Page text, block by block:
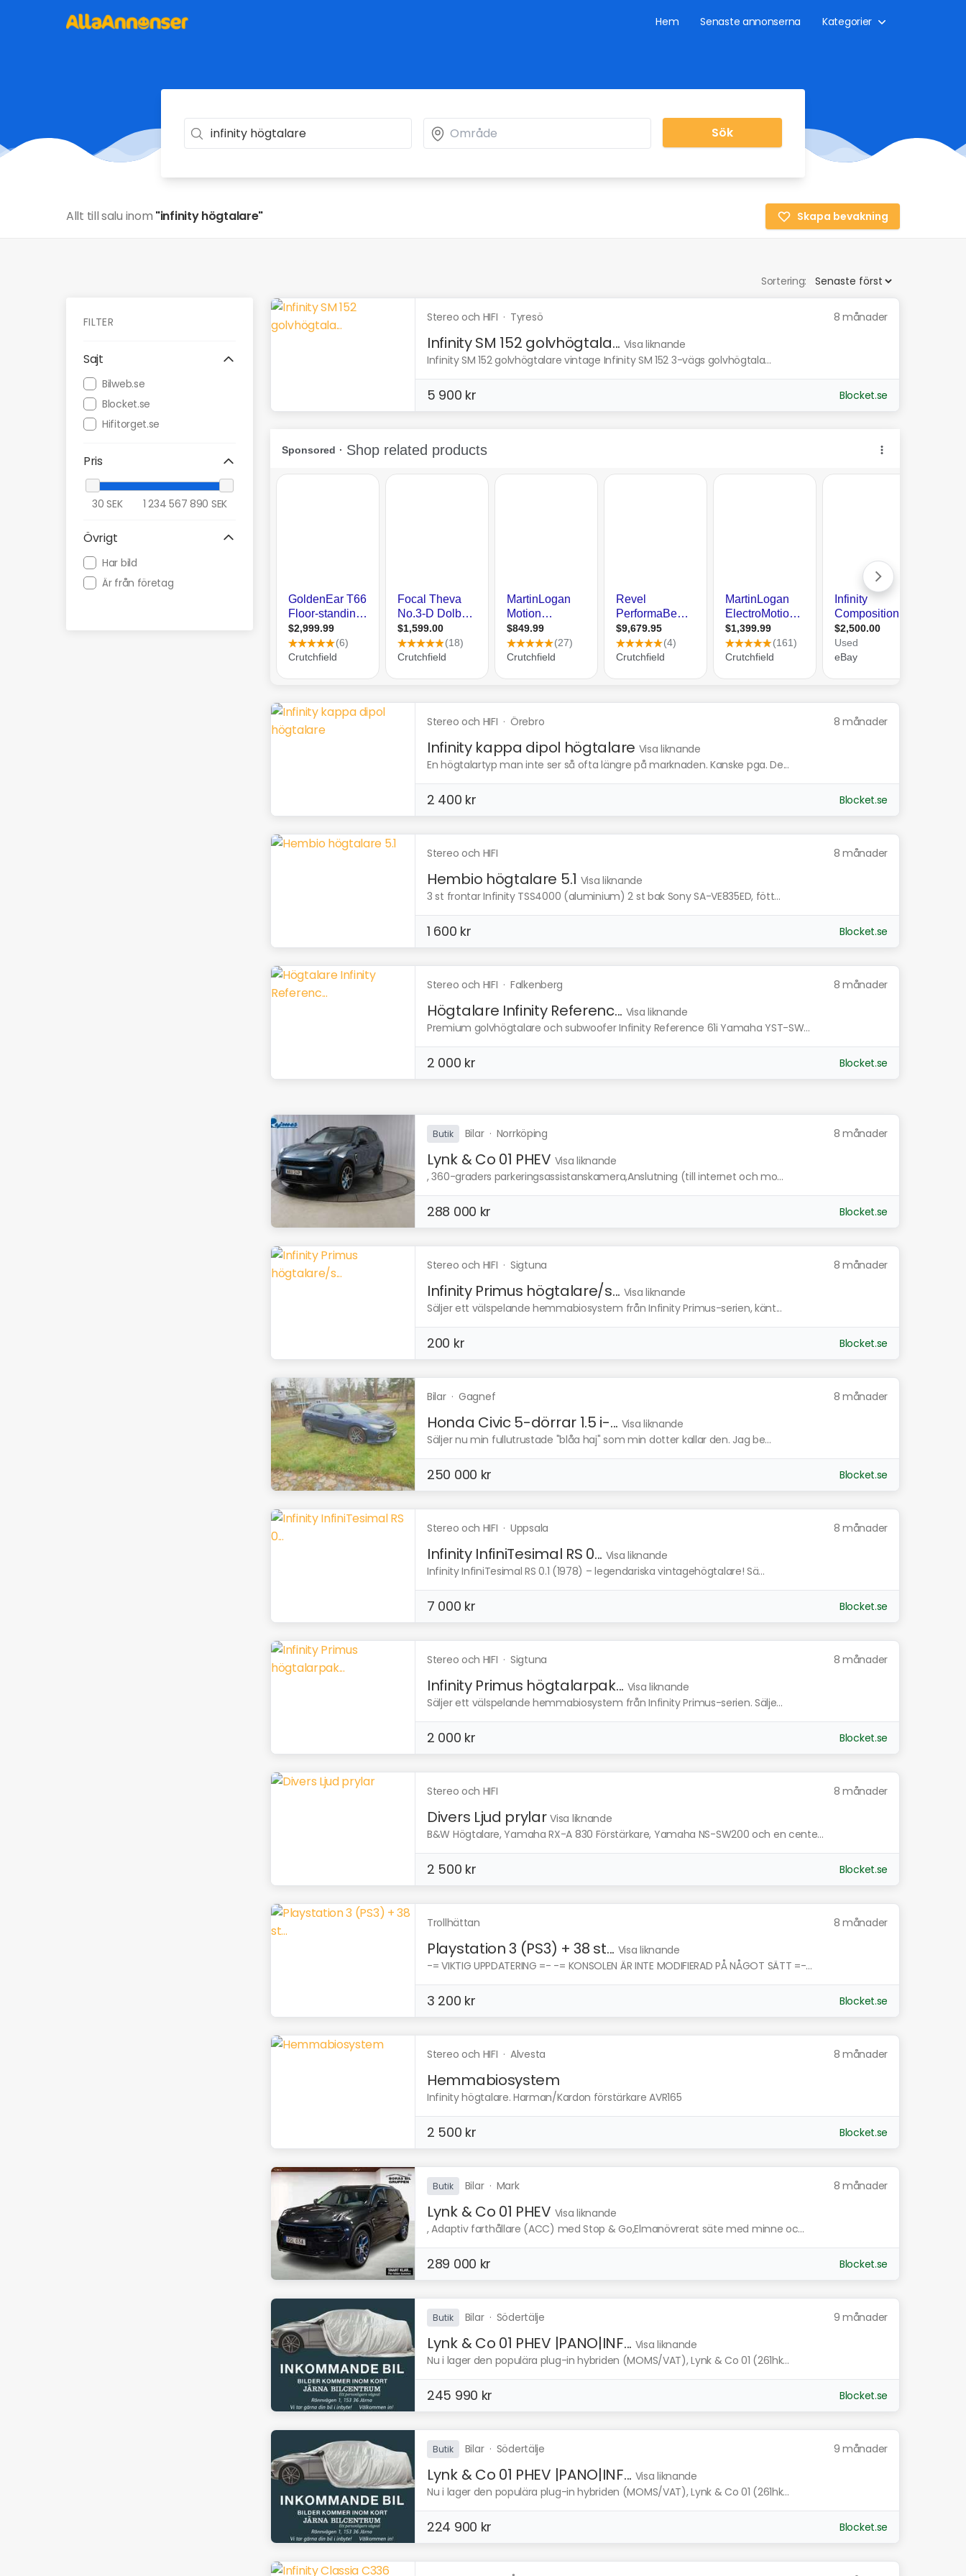
Hem Senaste annonserna Kategorier
Sök
Allt till salu inom "infinity högtalare" Skapa bevakning
Sortering:
FILTER
Sajt
Bilweb.se
Blocket.se
Hifitorget.se
Pris
30 SEK 1 234 567 890 SEK
Övrigt
Har bild
Är från företag
Stereo och HIFI · Tyresö 8 månader
Infinity SM 152 golvhögtala... Visa liknande
Infinity SM 152 golvhögtalare vintage Infinity SM 152 3-vägs golvhögtala...
5 900 kr Blocket.se
Stereo och HIFI · Örebro 8 månader
Infinity kappa dipol högtalare Visa liknande
En högtalartyp man inte ser så ofta längre på marknaden. Kanske pga. De...
2 400 kr Blocket.se
Stereo och HIFI 8 månader
Hembio högtalare 5.1 Visa liknande
3 st frontar Infinity TSS4000 (aluminium) 2 st bak Sony SA-VE835ED, fött...
1 600 kr Blocket.se
Stereo och HIFI · Falkenberg 8 månader
Högtalare Infinity Referenc... Visa liknande
Premium golvhögtalare och subwoofer Infinity Reference 61i Yamaha YST-SW...
2 000 kr Blocket.se
Butik Bilar· Norrköping 8 månader
Lynk & Co 01 PHEV Visa liknande
, 360-graders parkeringsassistanskamera,Anslutning (till internet och mo...
288 000 kr Blocket.se
Stereo och HIFI · Sigtuna 8 månader
Infinity Primus högtalare/s... Visa liknande
Säljer ett välspelande hemmabiosystem från Infinity Primus-serien, känt...
200 kr Blocket.se
Bilar· Gagnef 8 månader
Honda Civic 5-dörrar 1.5 i-... Visa liknande
Säljer nu min fullutrustade "blåa haj" som min dotter kallar den. Jag be...
250 000 kr Blocket.se
Stereo och HIFI · Uppsala 8 månader
Infinity InfiniTesimal RS 0... Visa liknande
Infinity InfiniTesimal RS 0.1 (1978) – legendariska vintagehögtalare! Sä...
7 000 kr Blocket.se
Stereo och HIFI · Sigtuna 8 månader
Infinity Primus högtalarpak... Visa liknande
Säljer ett välspelande hemmabiosystem från Infinity Primus-serien. Sälje...
2 000 kr Blocket.se
Stereo och HIFI 8 månader
Divers Ljud prylar Visa liknande
B&W Högtalare, Yamaha RX-A 830 Förstärkare, Yamaha NS-SW200 och en cente...
2 500 kr Blocket.se
Trollhättan 8 månader
Playstation 3 (PS3) + 38 st... Visa liknande
-= VIKTIG UPPDATERING =- -= KONSOLEN ÄR INTE MODIFIERAD PÅ NÅGOT SÄTT =-...
3 200 kr Blocket.se
Stereo och HIFI · Alvesta 8 månader
Hemmabiosystem
Infinity högtalare. Harman/Kardon förstärkare AVR165
2 500 kr Blocket.se
Butik Bilar· Mark 8 månader
Lynk & Co 01 PHEV Visa liknande
, Adaptiv farthållare (ACC) med Stop & Go,Elmanövrerat säte med minne oc...
289 000 kr Blocket.se
Butik Bilar· Södertälje 9 månader
Lynk & Co 01 PHEV |PANO|INF... Visa liknande
Nu i lager den populära plug-in hybriden (MOMS/VAT), Lynk & Co 01 (261hk...
245 990 kr Blocket.se
Butik Bilar· Södertälje 9 månader
Lynk & Co 01 PHEV |PANO|INF... Visa liknande
Nu i lager den populära plug-in hybriden (MOMS/VAT), Lynk & Co 01 (261hk...
224 900 kr Blocket.se